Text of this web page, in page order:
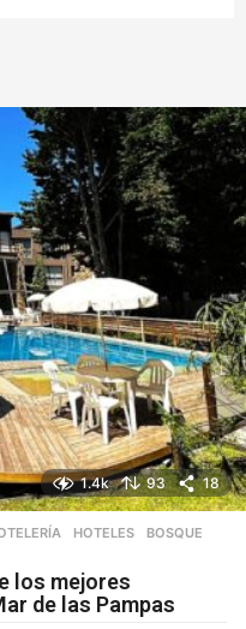
1.4k 93 18
,HOTELES BOSQUE
los mejores
de las Pampas